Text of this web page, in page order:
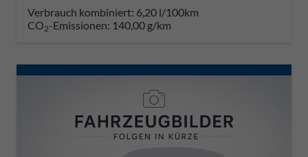
Verbrauch kombiniert: 6,20 l/100km
CO2-Emissionen: 140,00 g/km